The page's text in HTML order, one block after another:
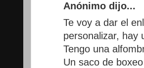
Anónimo dijo...
Te voy a dar el
personalizar, hay
Tengo una
Un saco de